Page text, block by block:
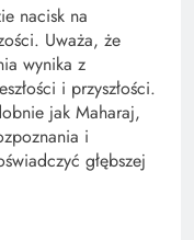
nacisk na
Uważa, że
wynika z
i przyszłości.
jak Maharaj,
i
głębszej